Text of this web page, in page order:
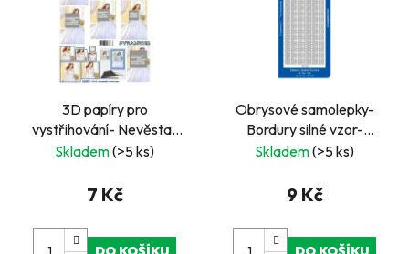
3D papíry pro
vystřihování- Nevěsta-
pyramida
Skladem(>5 ks)
7 Kč
Obrysové samolepky-
Bordury silné vzor-
stříbrné
Skladem(>5 ks)
9 Kč